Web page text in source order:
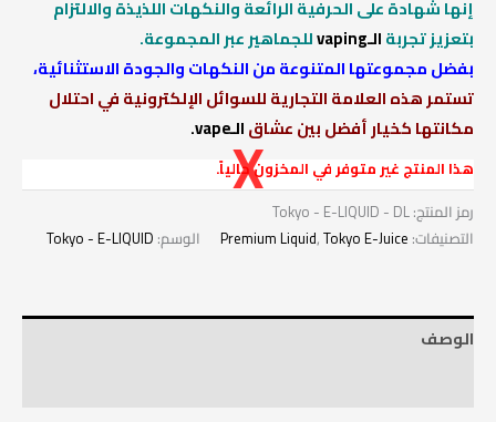
إنها شهادة على الحرفية الرائعة والنكهات اللذيذة والالتزام
بتعزيز تجربةالـvaping
للجماهير عبر المجموعة.
بفضل مجموعتها المتنوعة من النكهات والجودة الاستثنائية،
تستمر هذه العلامة التجارية للسوائل الإلكترونية في احتلال
مكانتها كخيار أفضل بين عشاقالـvape.
هذا المنتج غير متوفر في المخزون حالياً.
رمز المنتج:Tokyo - E-LIQUID - DL
التصنيفات:
Premium Liquid,Tokyo E-Juice الوسم: Tokyo - E-LIQUID
الوصف